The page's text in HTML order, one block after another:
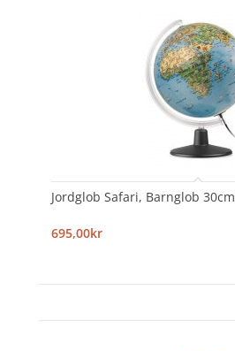
Jordglob Safari, Barnglob 30cm
695,00kr